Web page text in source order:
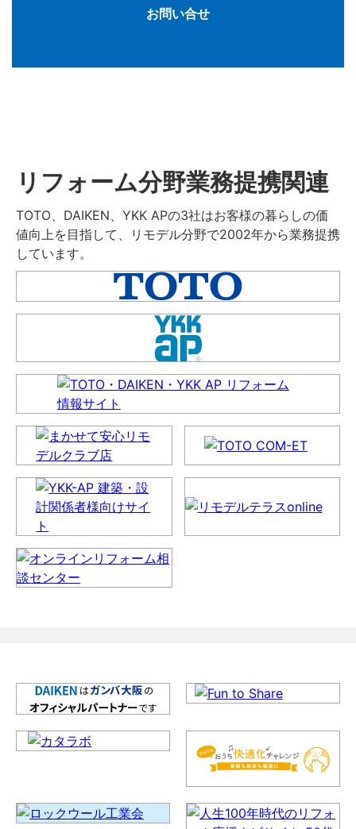
お問い合せ
リフォーム分野業務提携関連
TOTO、DAIKEN、YKK APの3社はお客様の暮らしの価
値向上を目指して、リモデル分野で2002年から業務提携
しています。